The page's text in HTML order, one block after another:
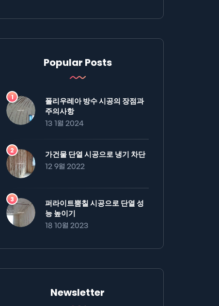
Popular Posts
폴리우레아 방수 시공의 장점과
주의사항
13 1월 2024
가건물 단열 시공으로 냉기 차단
12 9월 2022
퍼라이트뿜칠 시공으로 단열 성
능 높이기
18 10월 2023
Newsletter